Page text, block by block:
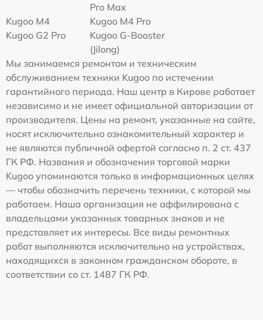
Pro Max
Kugoo M4
Kugoo M4 Pro
Kugoo G2 Pro
Kugoo G-Booster
(Jilong)
Мы занимаемся ремонтом и техническим
обслуживанием техники Kugoo по истечении
гарантийного периода. Наш центр в Кирове работает
независимо и не имеет официальной авторизации от
производителя. Цены на ремонт, указанные на сайте,
носят исключительно ознакомительный характер и
не являются публичной офертой согласно п. 2 ст. 437
ГК РФ. Названия и обозначения торговой марки
Kugoo упоминаются только в информационных целях
— чтобы обозначить перечень техники, с которой мы
работаем. Наша организация не аффилирована с
владельцами указанных товарных знаков и не
представляет их интересы. Все виды ремонтных
работ выполняются исключительно на устройствах,
находящихся в законном гражданском обороте, в
соответствии со ст. 1487 ГК РФ.